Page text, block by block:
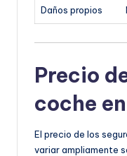
Daños propios
Precio
coche
El precio de los
variar ampliamente